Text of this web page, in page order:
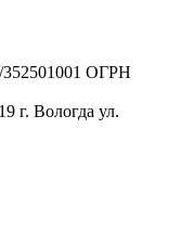
ОГРН
г. Вологда ул.